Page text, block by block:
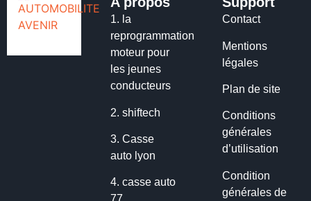
1. la
reprogrammation
moteur pour
les jeunes
conducteurs
2.shiftech
3.Casse
auto lyon
4.casse auto
Contact
Mentions
légales
Plan de site
Conditions
générales
d’utilisation
Condition
générales de